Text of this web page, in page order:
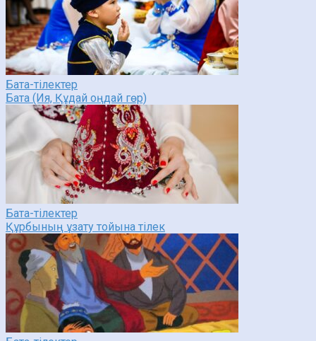
Бата-тілектер
Бата (Ия, Құдай оңдай гөр)
Бата-тілектер
Құрбының ұзату тойына тілек